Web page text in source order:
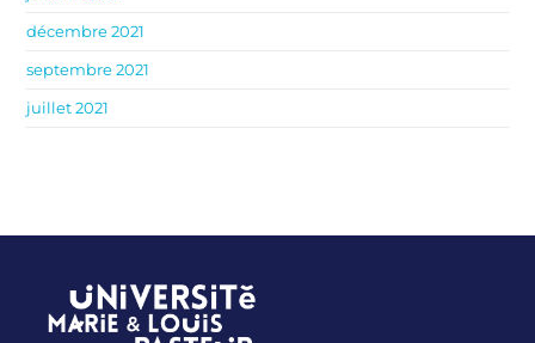
décembre 2021
septembre 2021
juillet 2021